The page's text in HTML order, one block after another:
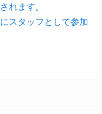
れます。
スタッフとして参加